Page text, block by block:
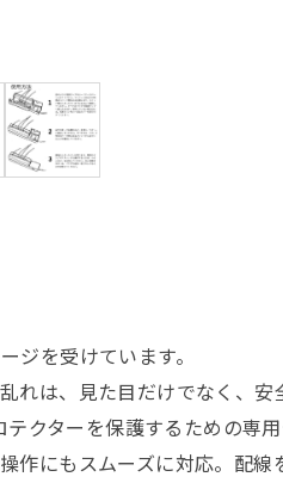
ジを受けています。
は、見た目だけでなく、安
ターを保護するための専用
にもスムーズに対応。配